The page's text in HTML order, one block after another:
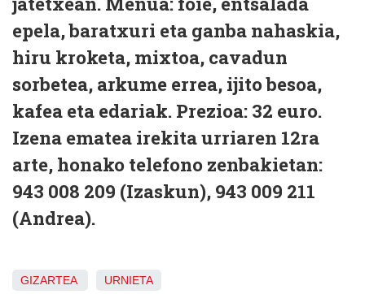
epela, baratxuri eta ganba nahaskia,
hiru kroketa, mixtoa, cavadun
sorbetea, arkume errea, ijito besoa,
kafea eta edariak. Prezioa: 32 euro.
Izena ematea irekita urriaren 12ra
arte, honako telefono zenbakietan:
943 008 209 (Izaskun), 943 009 211
(Andrea).
GIZARTEA URNIETA